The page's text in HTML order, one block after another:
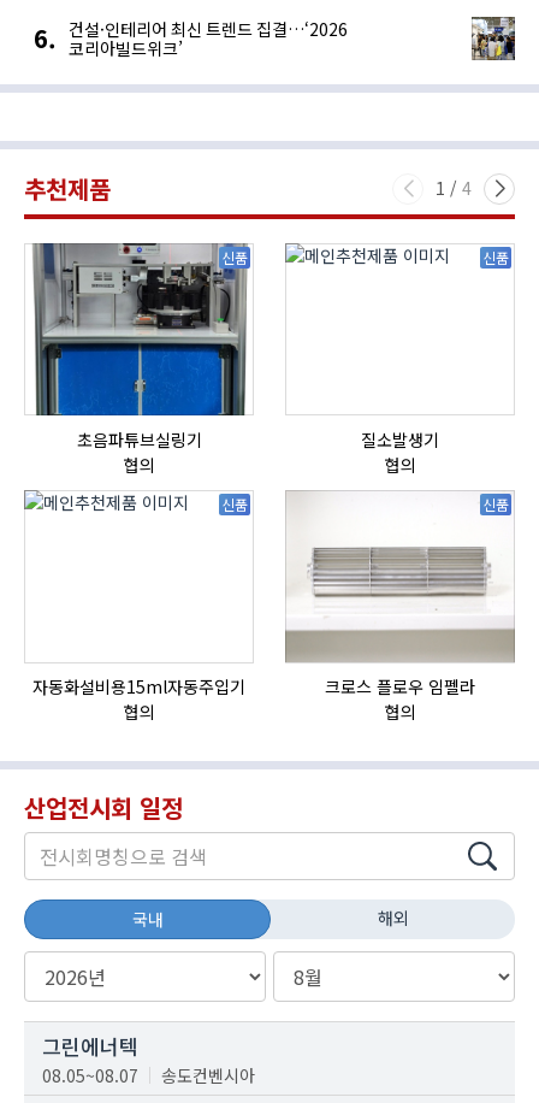
건설·인테리어 최신 트렌드 집결…‘2026
코리아빌드위크’
추천제품 1 / 4
신품
초음파튜브실링기
협의
신품
질소발생기
협의
신품
자동화설비용15ml자동주입기
협의
신품
크로스 플로우 임펠라
협의
산업전시회 일정
국내 해외
그린에너텍
08.05~08.07 송도컨벤시아